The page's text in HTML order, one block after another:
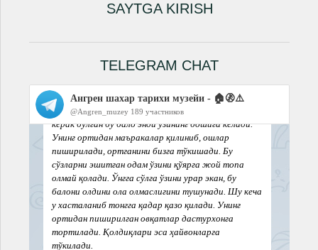
SAYTGA KIRISH
TELEGRAM CHAT